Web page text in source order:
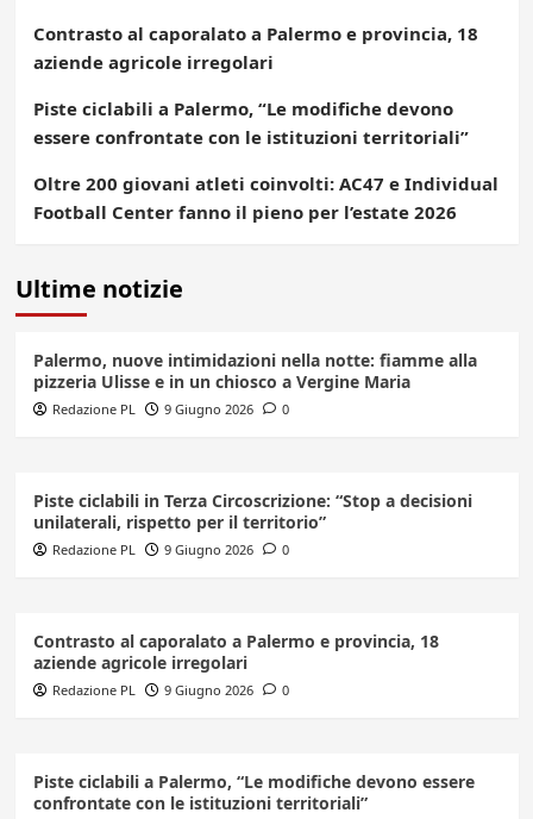
Contrasto al caporalato a Palermo e provincia, 18
aziende agricole irregolari
Piste ciclabili a Palermo, “Le modifiche devono
essere confrontate con le istituzioni territoriali”
Oltre 200 giovani atleti coinvolti: AC47 e Individual
Football Center fanno il pieno per l’estate 2026
Ultime notizie
Palermo, nuove intimidazioni nella notte: fiamme alla
pizzeria Ulisse e in un chiosco a Vergine Maria
Redazione PL 9 Giugno 2026 0
Piste ciclabili in Terza Circoscrizione: “Stop a decisioni
unilaterali, rispetto per il territorio”
Redazione PL 9 Giugno 2026 0
Contrasto al caporalato a Palermo e provincia, 18
aziende agricole irregolari
Redazione PL 9 Giugno 2026 0
Piste ciclabili a Palermo, “Le modifiche devono essere
confrontate con le istituzioni territoriali”